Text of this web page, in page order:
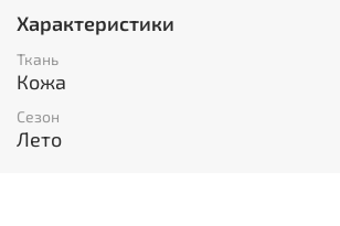
Подносок и задник: усиленный из
термопластического
материала.
Размеры: 40-47.
окружающей среды (пыль, вода,
внутренней
Характеристики
Ткань
Кожа
Сезон
Лето